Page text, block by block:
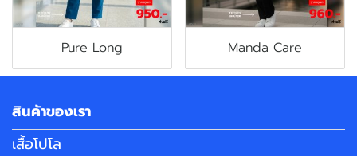
Pure Long Manda Care
สินค้าของเรา
เสื้อโปโล